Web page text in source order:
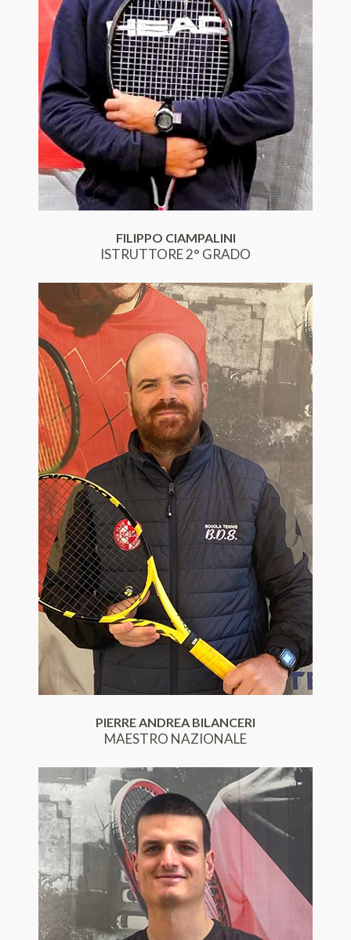
FILIPPO CIAMPALINI
ISTRUTTORE 2° GRADO
PIERRE ANDREA BILANCERI
MAESTRO NAZIONALE